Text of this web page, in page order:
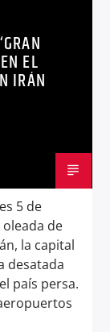
EL
IRÁN
5 de
de
la capital
desatada
país persa.